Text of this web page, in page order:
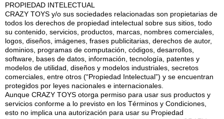
PROPIEDAD INTELECTUAL
CRAZY TOYS y/o sus sociedades relacionadas son propietarias de
todos los derechos de propiedad intelectual sobre sus sitios, todo
su contenido, servicios, productos, marcas, nombres comerciales,
logos, diseños, imágenes, frases publicitarias, derechos de autor,
dominios, programas de computación, códigos, desarrollos,
software, bases de datos, información, tecnología, patentes y
modelos de utilidad, diseños y modelos industriales, secretos
comerciales, entre otros (“Propiedad Intelectual”) y se encuentran
protegidos por leyes nacionales e internacionales.
Aunque CRAZY TOYS otorga permiso para usar sus productos y
servicios conforme a lo previsto en los Términos y Condiciones,
esto no implica una autorización para usar su Propiedad